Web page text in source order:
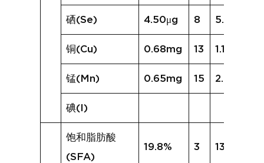
硒(Se) 4.50μg 8 5.92μg
铜(Cu) 0.68mg 13 1.10mg
锰(Mn) 0.65mg 15 2.59mg
碘(I)
饱和脂肪酸
(SFA)
19.8% 3 13.5%